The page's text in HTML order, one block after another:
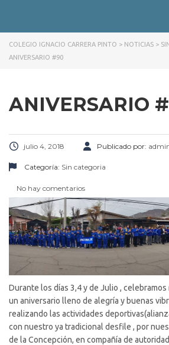
COLEGIO IGNACIO CARRERA PINTO > NOTICIAS >
ANIVERSARIO #90
ANIVERSARIO
julio 4, 2018 Publicado por:
Categoría: Sin categoria
No hay comentarios
Durante los días 3,4 y de Julio ,
un aniversario lleno de alegría y buenas
realizando las actividades
con nuestro ya tradicional desfile , por
de la Concepción, en compañía de